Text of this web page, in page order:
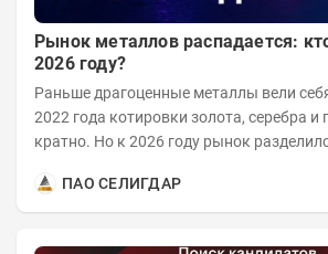
Рынок металлов распадается:
2026 году?
Раньше драгоценные металлы вели
2022 года котировки золота, серебра
кратно. Но к 2026 году рынок
ПАО СЕЛИГДАР